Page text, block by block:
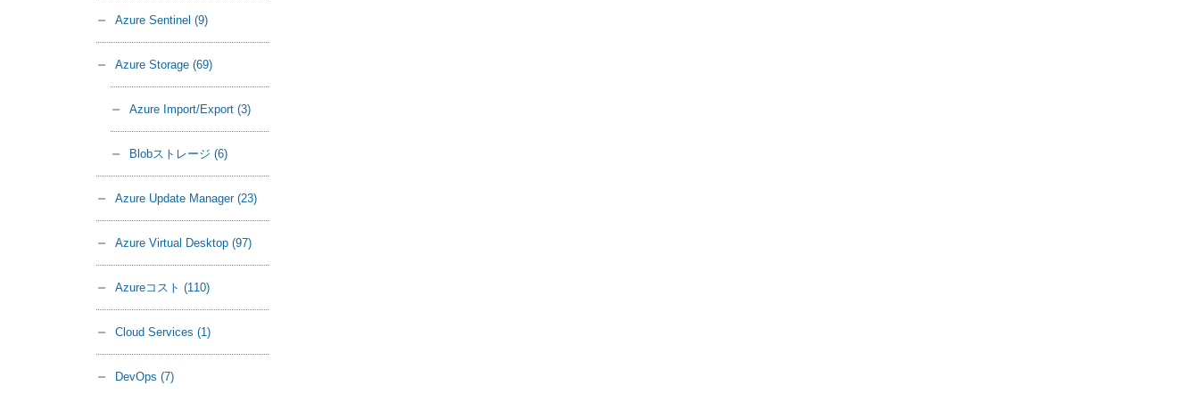
Azure Sentinel (9)
Azure Storage (69)
Azure Import/Export (3)
Blobストレージ (6)
Azure Update Manager (23)
Azure Virtual Desktop (97)
Azureコスト (110)
Cloud Services (1)
DevOps (7)